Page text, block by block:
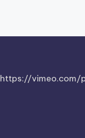
https://vimeo.com/